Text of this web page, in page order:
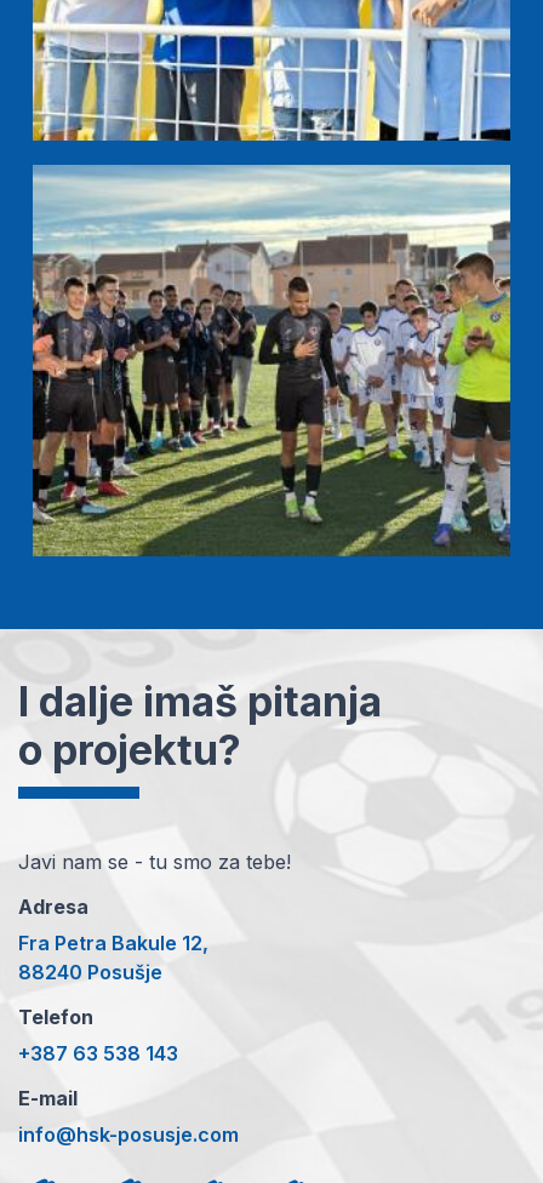
I dalje imaš pitanja
o projektu?
Javi nam se - tu smo za tebe!
Adresa
Fra Petra Bakule 12,
88240 Posušje
Telefon
+387 63 538 143
E-mail
info@hsk-posusje.com